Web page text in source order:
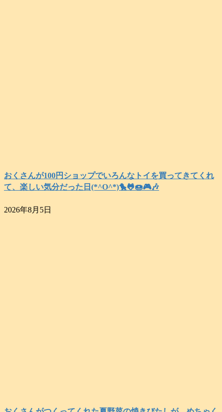
おくさんが100円ショップでいろんなトイを買ってきてくれ
て、楽しい気分だった日(*^O^*)🐤🐸🍩🎮️🎶
2026年8月5日